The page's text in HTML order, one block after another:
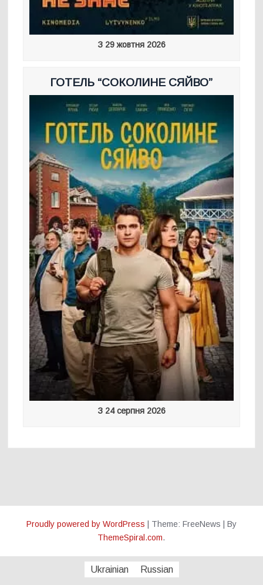
З 29 жовтня 2026
ГОТЕЛЬ “СОКОЛИНЕ СЯЙВО”
З 24 серпня 2026
Proudly powered by WordPress Theme: FreeNews
By
ThemeSpiral.com.
Ukrainian Russian